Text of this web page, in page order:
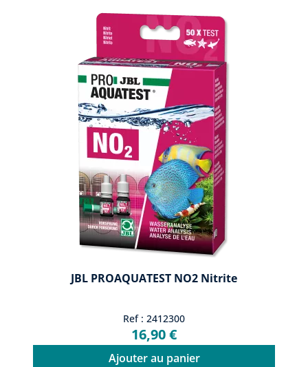
JBL PROAQUATEST NO2 Nitrite
Ref : 2412300
16,90 €
Ajouter au panier